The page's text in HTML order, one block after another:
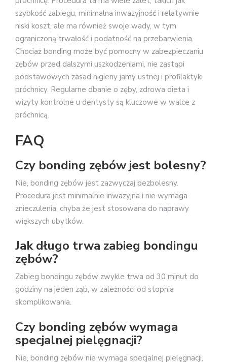
szybkość zabiegu, minimalna inwazyjność i relatywnie
niski koszt, ale ma również swoje wady, w tym
ograniczoną trwałość i podatność na przebarwienia.
Chociaż bonding może być pomocny w zabezpieczaniu
zębów przed dalszymi uszkodzeniami, nie zastąpi
podstawowych zasad higieny jamy ustnej i profilaktyki
próchnicy. Regularne dbanie o zęby, zdrowa dieta i
wizyty kontrolne u dentysty są kluczowe w walce z
próchnicą.
FAQ
Czy bonding zębów jest bolesny?
Nie, bonding zębów jest zazwyczaj bezbolesny.
Procedura jest minimalnie inwazyjna i nie wymaga
znieczulenia, chyba że jest stosowana do naprawy
większych ubytków.
Jak długo trwa zabieg bondingu
zębów?
Zabieg bondingu zębów zwykle trwa od 30 minut do
godziny na jeden ząb, w zależności od stopnia
skomplikowania.
Czy bonding zębów wymaga
specjalnej pielęgnacji?
Nie, bonding zębów nie wymaga specjalnej pielęgnacji,